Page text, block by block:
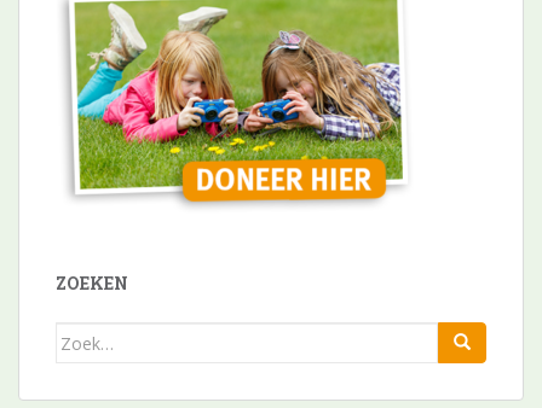
ZOEKEN
Zoek